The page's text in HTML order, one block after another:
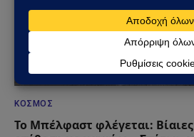
ΚΌΣΜΟΣ
Το Μπέλφαστ φλέγεται: